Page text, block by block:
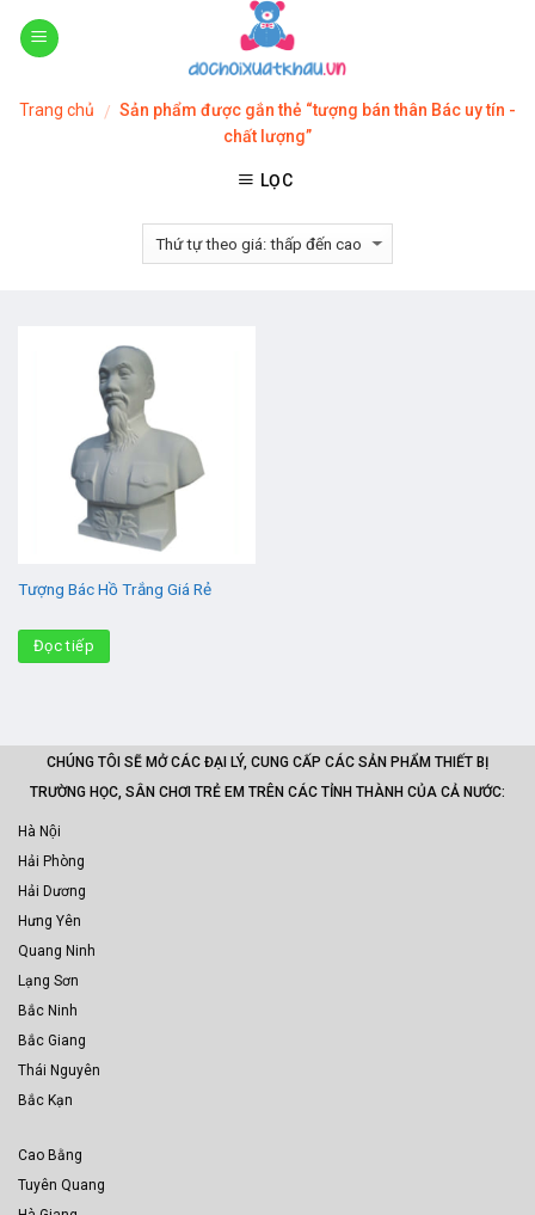
Skip
Trang chủ / Sản phẩm được gắn thẻ “tượng bán thân Bác uy tín -
chất lượng”
LỌC
Tượng Bác Hồ Trắng Giá Rẻ
Đọc tiếp
CHÚNG TÔI SẼ MỞ CÁC ĐẠI LÝ, CUNG CẤP CÁC SẢN PHẨM THIẾT BỊ
TRƯỜNG HỌC, SÂN CHƠI TRẺ EM TRÊN CÁC TỈNH THÀNH CỦA CẢ NƯỚC:
Hà Nội
Hải Phòng
Hải Dương
Hưng Yên
Quang Ninh
Lạng Sơn
Bắc Ninh
Bắc Giang
Thái Nguyên
Bắc Kạn
Cao Bằng
Tuyên Quang